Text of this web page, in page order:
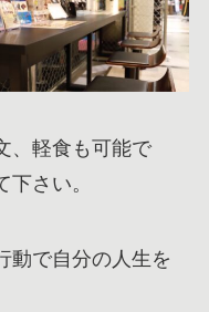
、軽食も可能で
さい。
動で自分の人生を